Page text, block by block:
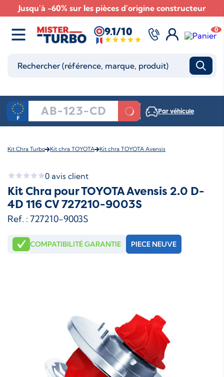
Jusqu'à -60% sur les pièces d'origine constructeur
9.1/10 0
Par véhicule
Kit Chra Turbo Kit chra TOYOTA Kit chra TOYOTA Avensis
0 avis client
Kit Chra pour TOYOTA Avensis 2.0 D-
4D 116 CV 727210-9003S
Ref. : 727210-9003S
COMPATIBILITÉ GARANTIE PIECE NEUVE